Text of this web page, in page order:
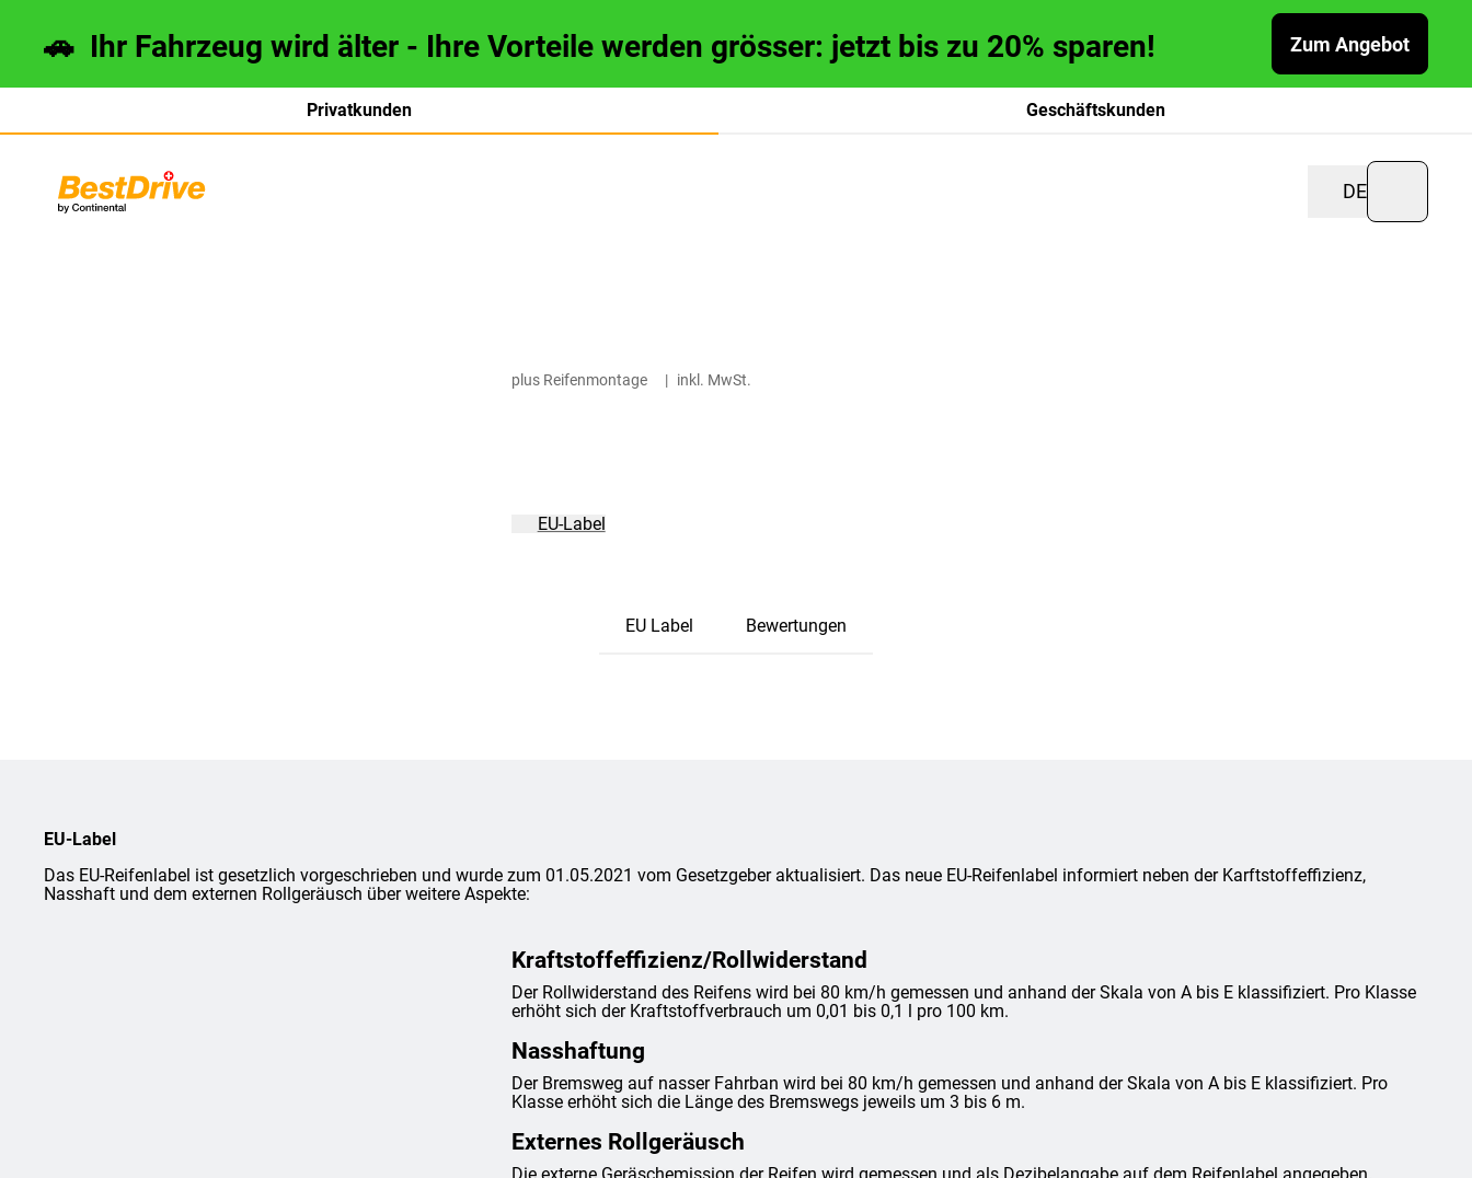
🚗 Ihr Fahrzeug wird älter - Ihre Vorteile werden grösser: jetzt bis zu 20% sparen! Zum Angebot
Privatkunden Geschäftskunden
DE
français
plus Reifenmontage | inkl. MwSt.
EU-Label
EU Label Bewertungen
EU-Label
Das EU-Reifenlabel ist gesetzlich vorgeschrieben und wurde zum 01.05.2021 vom Gesetzgeber aktualisiert. Das neue EU-Reifenlabel informiert neben der Karftstoffeffizienz,
Nasshaft und dem externen Rollgeräusch über weitere Aspekte:
Kraftstoffeffizienz/Rollwiderstand
Der Rollwiderstand des Reifens wird bei 80 km/h gemessen und anhand der Skala von A bis E klassifiziert. Pro Klasse
erhöht sich der Kraftstoffverbrauch um 0,01 bis 0,1 l pro 100 km.
Nasshaftung
Der Bremsweg auf nasser Fahrban wird bei 80 km/h gemessen und anhand der Skala von A bis E klassifiziert. Pro
Klasse erhöht sich die Länge des Bremswegs jeweils um 3 bis 6 m.
Externes Rollgeräusch